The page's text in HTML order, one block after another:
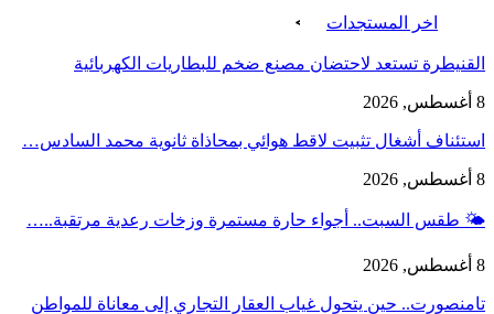
اخر المستجدات
القنيطرة تستعد لاحتضان مصنع ضخم للبطاريات الكهربائية
8 أغسطس, 2026
استئناف أشغال تثبيت لاقط هوائي بمحاذاة ثانوية محمد السادس…
8 أغسطس, 2026
🌤️ طقس السبت.. أجواء حارة مستمرة وزخات رعدية مرتقبة..…
8 أغسطس, 2026
تامنصورت.. حين يتحول غياب العقار التجاري إلى معاناة للمواطن